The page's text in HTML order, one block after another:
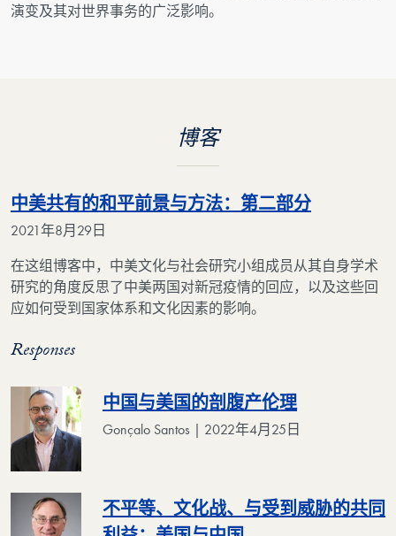
演变及其对世界事务的广泛影响。
博客
中美共有的和平前景与方法：第二部分
2021年8月29日
在这组博客中，中美文化与社会研究小组成员从其自身学术
研究的角度反思了中美两国对新冠疫情的回应，以及这些回
应如何受到国家体系和文化因素的影响。
Responses
中国与美国的剖腹产伦理
Gonçalo Santos | 2022年4月25日
不平等、文化战、与受到威胁的共同